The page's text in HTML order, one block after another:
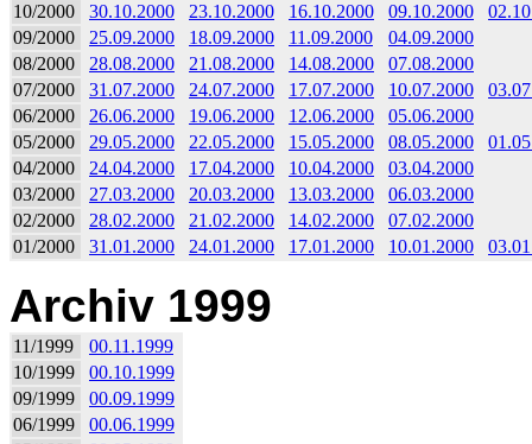
10/2000
30.10.2000 23.10.2000 16.10.2000 09.10.2000
09/2000
25.09.2000 18.09.2000 11.09.2000
04.09.2000
08/2000
28.08.2000 21.08.2000 14.08.2000
07.08.2000
07/2000
31.07.2000 24.07.2000 17.07.2000 10.07.2000
06/2000
26.06.2000 19.06.2000 12.06.2000
05.06.2000
05/2000
29.05.2000 22.05.2000 15.05.2000 08.05.2000
04/2000
24.04.2000 17.04.2000 10.04.2000
03.04.2000
03/2000
27.03.2000 20.03.2000 13.03.2000
06.03.2000
02/2000
28.02.2000 21.02.2000 14.02.2000
07.02.2000
01/2000
31.01.2000 24.01.2000 17.01.2000 10.01.2000
Archiv 1999
11/1999
00.11.1999
10/1999
00.10.1999
09/1999
00.09.1999
06/1999
00.06.1999